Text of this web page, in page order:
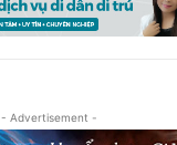
- Advertisement -